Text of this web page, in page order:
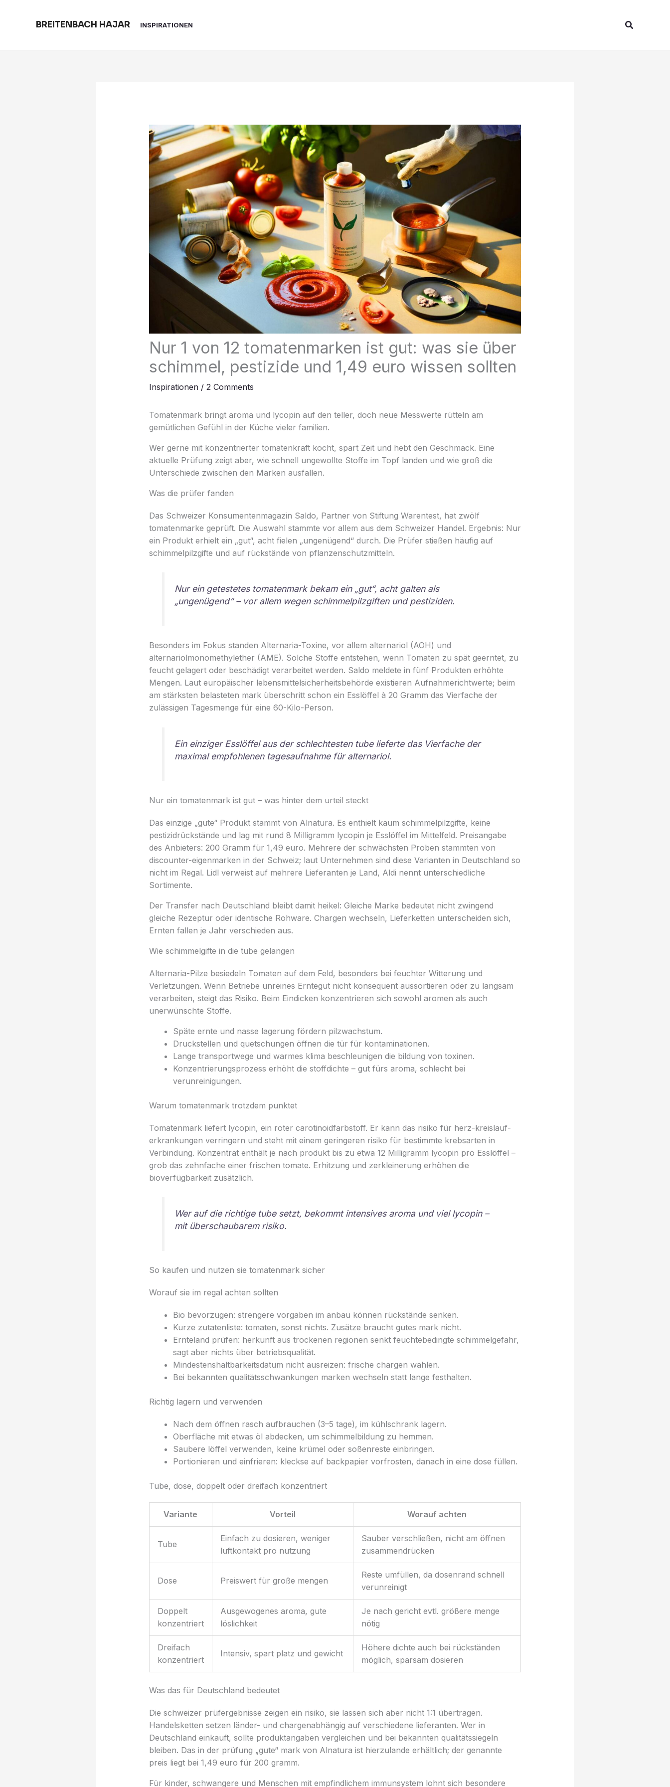
BREITENBACH HAJAR INSPIRATIONEN Search
Nur 1 von 12 tomatenmarken ist gut: was sie über
schimmel, pestizide und 1,49 euro wissen sollten
Inspirationen/ 2 Comments
Tomatenmark bringt aroma und lycopin auf den teller, doch neue Messwerte rütteln am
gemütlichen Gefühl in der Küche vieler familien.
Wer gerne mit konzentrierter tomatenkraft kocht, spart Zeit und hebt den Geschmack. Eine
aktuelle Prüfung zeigt aber, wie schnell ungewollte Stoffe im Topf landen und wie groß die
Unterschiede zwischen den Marken ausfallen.
Was die prüfer fanden
Das Schweizer Konsumentenmagazin Saldo, Partner von Stiftung Warentest, hat zwölf
tomatenmarke geprüft. Die Auswahl stammte vor allem aus dem Schweizer Handel. Ergebnis: Nur
ein Produkt erhielt ein „gut“, acht fielen „ungenügend“ durch. Die Prüfer stießen häufig auf
schimmelpilzgifte und auf rückstände von pflanzenschutzmitteln.
Nur ein getestetes tomatenmark bekam ein „gut“, acht galten als
„ungenügend“ – vor allem wegen schimmelpilzgiften und pestiziden.
Besonders im Fokus standen Alternaria-Toxine, vor allem alternariol (AOH) und
alternariolmonomethylether (AME). Solche Stoffe entstehen, wenn Tomaten zu spät geerntet, zu
feucht gelagert oder beschädigt verarbeitet werden. Saldo meldete in fünf Produkten erhöhte
Mengen. Laut europäischer lebensmittelsicherheitsbehörde existieren Aufnahmerichtwerte; beim
am stärksten belasteten mark überschritt schon ein Esslöffel à 20 Gramm das Vierfache der
zulässigen Tagesmenge für eine 60-Kilo-Person.
Ein einziger Esslöffel aus der schlechtesten tube lieferte das Vierfache der
maximal empfohlenen tagesaufnahme für alternariol.
Nur ein tomatenmark ist gut – was hinter dem urteil steckt
Das einzige „gute“ Produkt stammt von Alnatura. Es enthielt kaum schimmelpilzgifte, keine
pestizidrückstände und lag mit rund 8 Milligramm lycopin je Esslöffel im Mittelfeld. Preisangabe
des Anbieters: 200 Gramm für 1,49 euro. Mehrere der schwächsten Proben stammten von
discounter-eigenmarken in der Schweiz; laut Unternehmen sind diese Varianten in Deutschland so
nicht im Regal. Lidl verweist auf mehrere Lieferanten je Land, Aldi nennt unterschiedliche
Sortimente.
Der Transfer nach Deutschland bleibt damit heikel: Gleiche Marke bedeutet nicht zwingend
gleiche Rezeptur oder identische Rohware. Chargen wechseln, Lieferketten unterscheiden sich,
Ernten fallen je Jahr verschieden aus.
Wie schimmelgifte in die tube gelangen
Alternaria-Pilze besiedeln Tomaten auf dem Feld, besonders bei feuchter Witterung und
Verletzungen. Wenn Betriebe unreines Erntegut nicht konsequent aussortieren oder zu langsam
verarbeiten, steigt das Risiko. Beim Eindicken konzentrieren sich sowohl aromen als auch
unerwünschte Stoffe.
Späte ernte und nasse lagerung fördern pilzwachstum.
Druckstellen und quetschungen öffnen die tür für kontaminationen.
Lange transportwege und warmes klima beschleunigen die bildung von toxinen.
Konzentrierungsprozess erhöht die stoffdichte – gut fürs aroma, schlecht bei
verunreinigungen.
Warum tomatenmark trotzdem punktet
Tomatenmark liefert lycopin, ein roter carotinoidfarbstoff. Er kann das risiko für herz-kreislauf-
erkrankungen verringern und steht mit einem geringeren risiko für bestimmte krebsarten in
Verbindung. Konzentrat enthält je nach produkt bis zu etwa 12 Milligramm lycopin pro Esslöffel –
grob das zehnfache einer frischen tomate. Erhitzung und zerkleinerung erhöhen die
bioverfügbarkeit zusätzlich.
Wer auf die richtige tube setzt, bekommt intensives aroma und viel lycopin –
mit überschaubarem risiko.
So kaufen und nutzen sie tomatenmark sicher
Worauf sie im regal achten sollten
Bio bevorzugen: strengere vorgaben im anbau können rückstände senken.
Kurze zutatenliste: tomaten, sonst nichts. Zusätze braucht gutes mark nicht.
Ernteland prüfen: herkunft aus trockenen regionen senkt feuchtebedingte schimmelgefahr,
sagt aber nichts über betriebsqualität.
Mindestenshaltbarkeitsdatum nicht ausreizen: frische chargen wählen.
Bei bekannten qualitätsschwankungen marken wechseln statt lange festhalten.
Richtig lagern und verwenden
Nach dem öffnen rasch aufbrauchen (3–5 tage), im kühlschrank lagern.
Oberfläche mit etwas öl abdecken, um schimmelbildung zu hemmen.
Saubere löffel verwenden, keine krümel oder soßenreste einbringen.
Portionieren und einfrieren: kleckse auf backpapier vorfrosten, danach in eine dose füllen.
Tube, dose, doppelt oder dreifach konzentriert
Variante Vorteil Worauf achten
Tube
Einfach zu dosieren, weniger
luftkontakt pro nutzung
Sauber verschließen, nicht am öffnen
zusammendrücken
Dose Preiswert für große mengen
Reste umfüllen, da dosenrand schnell
verunreinigt
Doppelt
konzentriert
Ausgewogenes aroma, gute
löslichkeit
Je nach gericht evtl. größere menge
nötig
Dreifach
konzentriert
Intensiv, spart platz und gewicht
Höhere dichte auch bei rückständen
möglich, sparsam dosieren
Was das für Deutschland bedeutet
Die schweizer prüfergebnisse zeigen ein risiko, sie lassen sich aber nicht 1:1 übertragen.
Handelsketten setzen länder- und chargenabhängig auf verschiedene lieferanten. Wer in
Deutschland einkauft, sollte produktangaben vergleichen und bei bekannten qualitätssiegeln
bleiben. Das in der prüfung „gute“ mark von Alnatura ist hierzulande erhältlich; der genannte
preis liegt bei 1,49 euro für 200 gramm.
Für kinder, schwangere und Menschen mit empfindlichem immunsystem lohnt sich besondere